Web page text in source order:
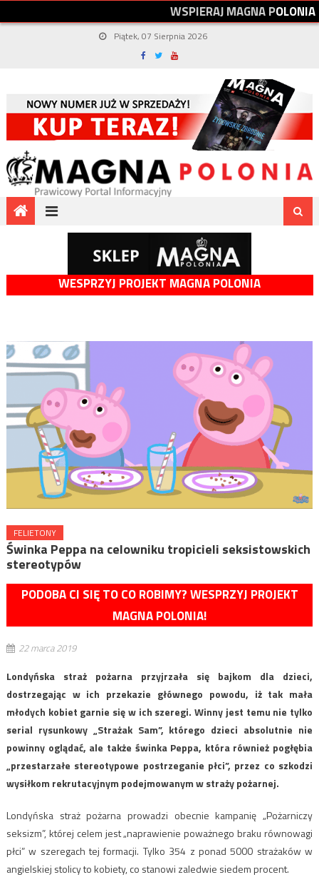
WSPIERAJMAGNAPOLONIA
Piątek, 07 Sierpnia 2026
WESPRZYJ PROJEKT MAGNA POLONIA
FELIETONY
Świnka Peppa na celowniku tropicieli seksistowskich
stereotypów
PODOBA CI SIĘ TO CO ROBIMY? WESPRZYJ PROJEKT
MAGNA POLONIA!
22 marca 2019
Londyńska straż pożarna przyjrzała się bajkom dla dzieci,
dostrzegając w ich przekazie głównego powodu, iż tak mała
młodych kobiet garnie się w ich szeregi. Winny jest temu nie tylko
serial rysunkowy „Strażak Sam”, którego dzieci absolutnie nie
powinny oglądać, ale także świnka Peppa, która również pogłębia
„przestarzałe stereotypowe postrzeganie płci”, przez co szkodzi
wysiłkom rekrutacyjnym podejmowanym w straży pożarnej.
Londyńska straż pożarna prowadzi obecnie kampanię „Pożarniczy
seksizm”, której celem jest „naprawienie poważnego braku równowagi
płci” w szeregach tej formacji. Tylko 354 z ponad 5000 strażaków w
angielskiej stolicy to kobiety, co stanowi zaledwie siedem procent.